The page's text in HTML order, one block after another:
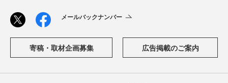
メールバックナンバー
寄稿・取材企画募集 広告掲載のご案内